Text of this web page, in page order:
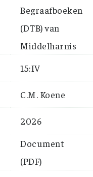
Begraafboeken
(DTB) van
Middelharnis
15:IV
C.M. Koene
2026
Document
(PDF)